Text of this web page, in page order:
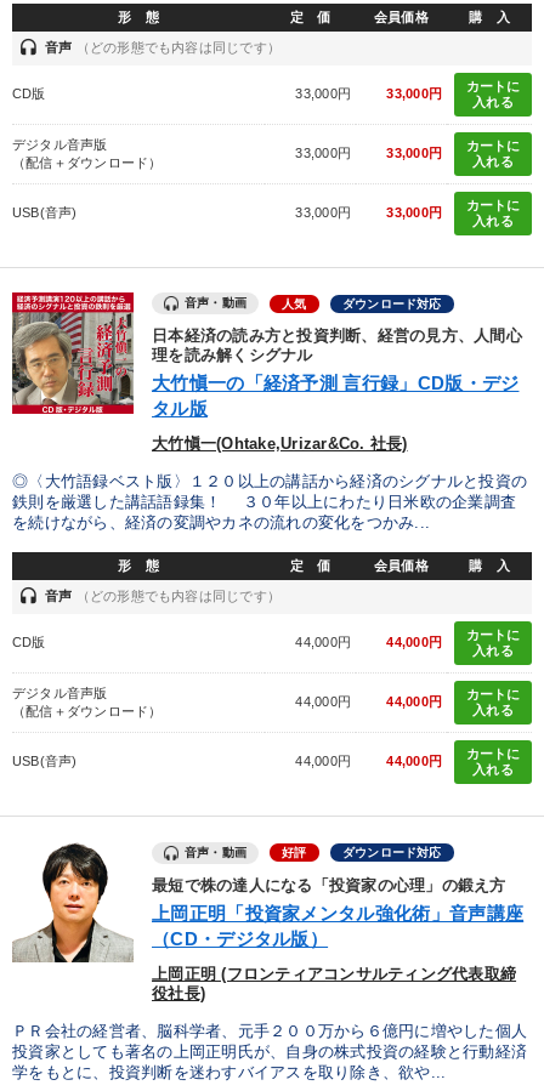
松下幸之助 ランチェスター戦略
※「更新」を押すと「テーマ」「キーワード」を更新いただけます。
refresh 更新する
カテゴリー
数字・税務・決算書 音声と動画で学ぶ 成功哲学・人間学
【3月】音声・映像
【最新刊】時代を超える経営150の言葉＋社長のスピーチ・話材
集２タイトル
「儲けの本質」を突く 歴史・古典に学ぶ実務講話
全国経営者セミナー収録〈売れ筋・人気〉音声＆動画20選
経営リーダーの考え方と戦略を学ぶ
社員が自律的に動き出す組織づくり
目的別
財務・数字力の向上 販売力を強化したい
後継者に聞かせたい
形 態 定 価 会員価格 購 入
headset 音声 （どの形態でも内容は同じです）
CD版 33,000円 33,000円
カートに
入れる
デジタル音声版
（配信＋ダウンロード）
33,000円 33,000円
カートに
入れる
USB(音声) 33,000円 33,000円
カートに
入れる
音声・動画 人気 ダウンロード対応
日本経済の読み方と投資判断、経営の見方、人間心
理を読み解くシグナル
大竹愼一の「経済予測 言行録」CD版・デジ
タル版
大竹愼一(Ohtake,Urizar&Co. 社長)
◎〈大竹語録ベスト版〉１２０以上の講話から経済のシグナルと投資の
鉄則を厳選した講話語録集！ ３０年以上にわたり日米欧の企業調査
を続けながら、経済の変調やカネの流れの変化をつかみ...
形 態 定 価 会員価格 購 入
headset 音声 （どの形態でも内容は同じです）
CD版 44,000円 44,000円
カートに
入れる
デジタル音声版
（配信＋ダウンロード）
44,000円 44,000円
カートに
入れる
USB(音声) 44,000円 44,000円
カートに
入れる
音声・動画 好評 ダウンロード対応
最短で株の達人になる「投資家の心理」の鍛え方
上岡正明「投資家メンタル強化術」音声講座
（CD・デジタル版）
上岡正明 (フロンティアコンサルティング代表取締
役社長)
ＰＲ会社の経営者、脳科学者、元手２００万から６億円に増やした個人
投資家としても著名の上岡正明氏が、自身の株式投資の経験と行動経済
学をもとに、投資判断を迷わすバイアスを取り除き、欲や...